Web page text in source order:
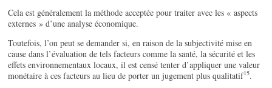
Cela est généralement la méthode acceptée pour traiter avec les « aspects
externes » d’une analyse économique.
Toutefois, l’on peut se demander si, en raison de la subjectivité mise en
cause dans l’évaluation de tels facteurs comme la santé, la sécurité et les
effets environnementaux locaux, il est censé tenter d’appliquer une valeur
monétaire à ces facteurs au lieu de porter un jugement plus qualitatif15.